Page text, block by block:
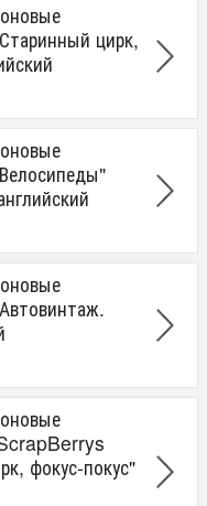
цирк,
фокус-покус"